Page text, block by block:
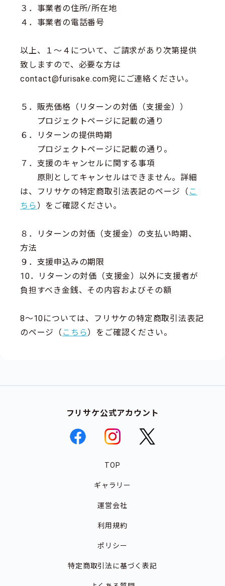
３．事業者の住所/所在地
４．事業者の電話番号
以上、１～４について、ご請求があり次第提供
致しますので、必要な方は
contact@furisake.com宛にご連絡ください。
５．販売価格（リターンの対価（支援金））
プロジェクトページに記載の通り
６．リターンの提供時期
プロジェクトページに記載の通り。
７．支援のキャンセルに関する事項
原則としてキャンセルはできません。詳細
は、フリサケの特定商取引法表記のページ（ こ
ちら ）をご確認ください。
８．リターンの対価（支援金）の支払い時期、
方法
９．支援申込みの期限
10．リターンの対価（支援金）以外に支援者が
負担すべき金銭、その内容およびその額
8～10については、フリサケの特定商取引法表記
のページ（ こちら）をご確認ください。
フリサケ公式アカウント
TOP
ギャラリー
運営会社
利用規約
ポリシー
特定商取引法に基づく表記